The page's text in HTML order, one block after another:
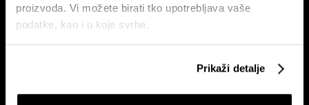
proizvoda. Vi možete birati tko upotrebljava vaše
podatke, kao i u koje svrhe.
Prikupljati podatke o vašoj geografskoj lokaciji,
koji mogu biti precizni do radijusa od nekoliko metara
Prikaži detalje
Američki sud Trumpove carine
Hoće li Trump završiti rat prije